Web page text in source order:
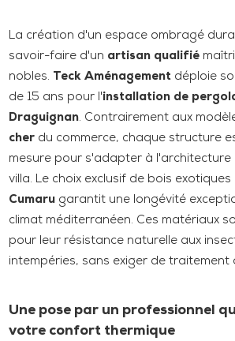
La création d'un espace ombragé
savoir-faire d'un artisan qualifié
nobles.
Teck Aménagement déploie
de 15 ans pour l'installation de
Draguignan. Contrairement aux
cher du commerce, chaque structure
mesure pour s'adapter à l'architecture
villa. Le choix exclusif de bois exotiques
Cumaru garantit une longévité
climat méditerranéen. Ces matériaux
pour leur résistance naturelle aux
intempéries, sans exiger de traitement
Une pose par un professionnel
votre confort thermique